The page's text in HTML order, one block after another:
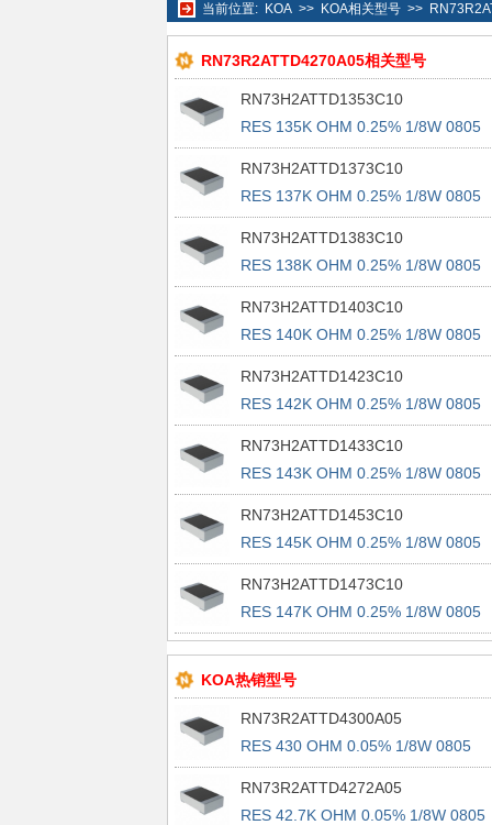
当前位置: KOA>> KOA相关型号>>
RN73R2ATTD4270A05相关型号
RN73H2ATTD1353C10
RES 135K OHM 0.25% 1/8W 0805
RN73H2ATTD1373C10
RES 137K OHM 0.25% 1/8W 0805
RN73H2ATTD1383C10
RES 138K OHM 0.25% 1/8W 0805
RN73H2ATTD1403C10
RES 140K OHM 0.25% 1/8W 0805
RN73H2ATTD1423C10
RES 142K OHM 0.25% 1/8W 0805
RN73H2ATTD1433C10
RES 143K OHM 0.25% 1/8W 0805
RN73H2ATTD1453C10
RES 145K OHM 0.25% 1/8W 0805
RN73H2ATTD1473C10
RES 147K OHM 0.25% 1/8W 0805
KOA热销型号
RN73R2ATTD4300A05
RES 430 OHM 0.05% 1/8W 0805
RN73R2ATTD4272A05
RES 42.7K OHM 0.05% 1/8W 0805